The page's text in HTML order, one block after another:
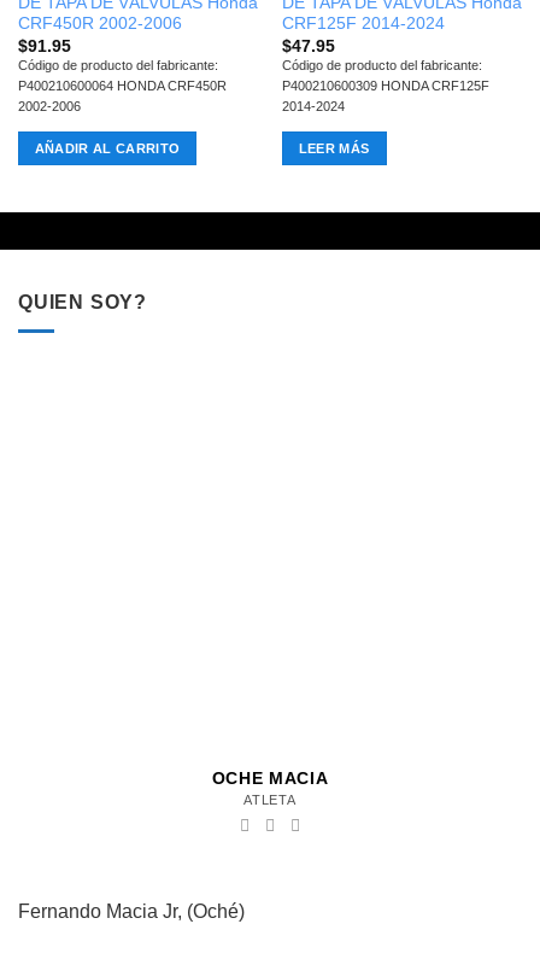
CRF450R 2002-2006
$91.95
Código de producto del fabricante:
P400210600064 HONDA CRF450R
2002-2006
AÑADIR AL CARRITO
CRF125F 2014-2024
$47.95
Código de producto del fabricante:
P400210600309 HONDA CRF125F
2014-2024
LEER MÁS
QUIEN SOY?
OCHE MACIA
ATLETA
Fernando Macia Jr, (Oché)